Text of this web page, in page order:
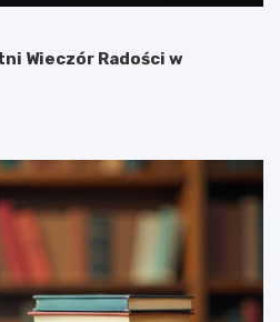
Wieczór Radości w